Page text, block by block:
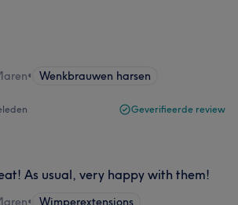
• Wenkbrauwen harsen
Geverifieerde review
As usual, very happy with them!
• Wimperextensions